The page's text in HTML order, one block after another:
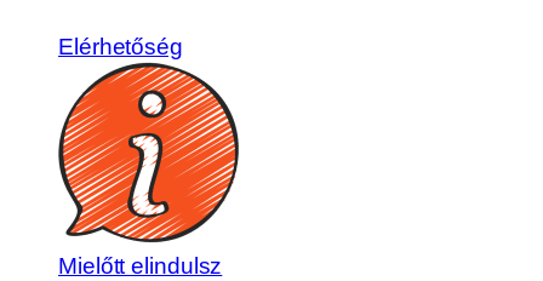
Elérhetőség
Mielőtt elindulsz